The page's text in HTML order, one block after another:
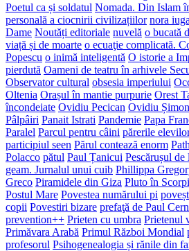
Poetul ca și soldatul Nomada. Din Islam
personală a ciocnirii civilizațiilor nora iuga
Dame Noutăți editoriale nuvelă o bucată
viață și de moarte o ecuaţie complicată.
Popescu o inimă inteligentă O istorie a
pierdută Oameni de teatru în arhivele
Observator cultural obsesia imperiului
Oltenia Orașul în mantie purpurie Orest
încondeiate Ovidiu Pecican Ovidiu
Pâlpâiri Panait Istrati Pandemie Papa
Paralel Parcul pentru câini părerile
participiul seen Părul contează enorm
Polacco pătul Paul Țanicui Pescărușul de
geam. Jurnalul unui cuib Phillippa
Greco Piramidele din Giza Pluto în
Postul Mare Povestea numărului pi
copii Povestiri bizare prefaţă de Paul
prevention++ Prieten cu umbra Prietenul
Primăvara Arabă Primul Război Mondial
profesorul Psihogenealogia și rănile din